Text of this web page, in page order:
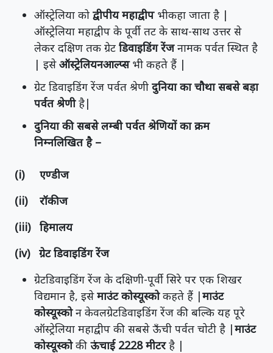
ऑस्ट्रेलिया को द्वीपीय महाद्वीपभीकहा जाता है |
ऑस्ट्रेलिया महाद्वीप के पूर्वी तट के साथ-साथ उत्तर से
लेकर दक्षिण तक ग्रेट डिवाइडिंग रेंजनामक पर्वत स्थित है
| इसेऑस्ट्रेलियनआल्प्सभी कहते हैं |
ग्रेट डिवाइडिंग रेंज पर्वत श्रेणी दुनिया का चौथा सबसे बड़ा
पर्वत श्रेणीहै|
दुनिया की सबसे लम्बी पर्वत श्रेणियों का क्रम
निम्नलिखित है –
(i) एण्डीज
(ii) रॉकीज
(iii) हिमालय
(iv) ग्रेट डिवाइडिंग रेंज
ग्रेटडिवाइडिंग रेंज के दक्षिणी-पूर्वी सिरे पर एक शिखर
विद्यमान है, इसेमाउंट कोस्यूस्कोकहते हैं |माउंट
कोस्यूस्कोन केवलग्रेटडिवाइडिंग रेंज की बल्कि यह पूरे
ऑस्ट्रेलिया महाद्वीप की सबसे ऊँची पर्वत चोटी है |माउंट
कोस्यूस्कोकी ऊंचाई 2228 मीटरहै |